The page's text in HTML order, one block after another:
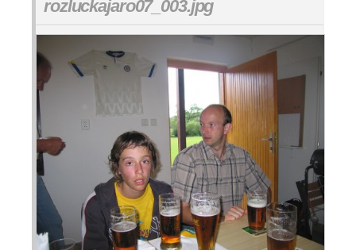
rozluckajaro07_003.jpg